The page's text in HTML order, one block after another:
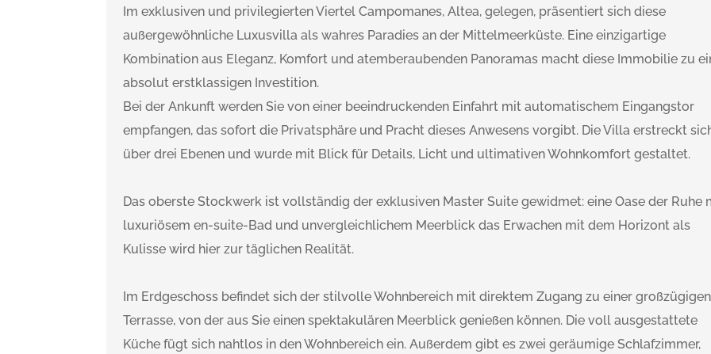
Im exklusiven und privilegierten Viertel Campomanes, Altea, gelegen, präsentiert sich diese
außergewöhnliche Luxusvilla als wahres Paradies an der Mittelmeerküste. Eine einzigartige
Kombination aus Eleganz, Komfort und atemberaubenden Panoramas macht diese Immobilie zu
absolut erstklassigen Investition.
Bei der Ankunft werden Sie von einer beeindruckenden Einfahrt mit automatischem Eingangstor
empfangen, das sofort die Privatsphäre und Pracht dieses Anwesens vorgibt. Die Villa erstreckt
über drei Ebenen und wurde mit Blick für Details, Licht und ultimativen Wohnkomfort gestaltet.
Das oberste Stockwerk ist vollständig der exklusiven Master Suite gewidmet: eine Oase der Ruhe
luxuriösem en-suite-Bad und unvergleichlichem Meerblick das Erwachen mit dem Horizont als
Kulisse wird hier zur täglichen Realität.
Im Erdgeschoss befindet sich der stilvolle Wohnbereich mit direktem Zugang zu einer großzügigen
Terrasse, von der aus Sie einen spektakulären Meerblick genießen können. Die voll ausgestattete
Küche fügt sich nahtlos in den Wohnbereich ein. Außerdem gibt es zwei geräumige Schlafzimmer,